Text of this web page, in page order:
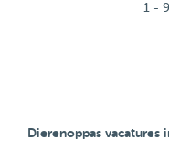
1 -
Dierenoppas